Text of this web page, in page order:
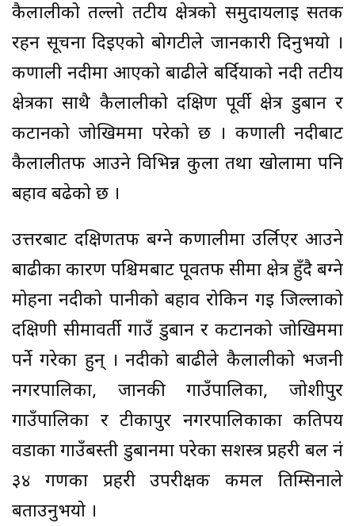
कैलालीको तल्लो तटीय क्षेत्रको समुदायलाई सतर्क
रहन सूचना दिइएको बोगटीले जानकारी दिनुभयो ।
कर्णाली नदीमा आएको बाढीले बर्दियाको नदी तटीय
क्षेत्रका साथै कैलालीको दक्षिण पूर्वी क्षेत्र डुबान र
कटानको जोखिममा परेको छ । कर्णाली नदीबाट
कैलालीतर्फ आउने विभिन्न कुला तथा खोलामा पनि
बहाव बढेको छ ।
उत्तरबाट दक्षिणतर्फ बग्ने कर्णालीमा उर्लिएर आउने
बाढीका कारण पश्चिमबाट पूर्वतर्फ सीमा क्षेत्र हुँदै बग्ने
मोहना नदीको पानीको बहाव रोकिन गई जिल्लाको
दक्षिणी सीमावर्ती गाउँ डुबान र कटानको जोखिममा
पर्ने गरेका हुन् । नदीको बाढीले कैलालीको भजनी
नगरपालिका, जानकी गाउँपालिका, जोशीपुर
गाउँपालिका र टीकापुर नगरपालिकाका कतिपय
वडाका गाउँबस्ती डुबानमा परेका सशस्त्र प्रहरी बल नं
३४ गणका प्रहरी उपरीक्षक कमल तिम्सिनाले
बताउनुभयो ।